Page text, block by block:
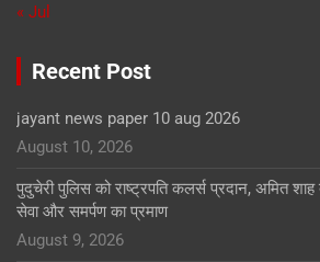
« Jul
Recent Post
jayant news paper 10 aug 2026
August 10, 2026
पुदुचेरी पुलिस को राष्ट्रपति कलर्स प्रदान, अमित शाह
सेवा और समर्पण का प्रमाण
August 9, 2026